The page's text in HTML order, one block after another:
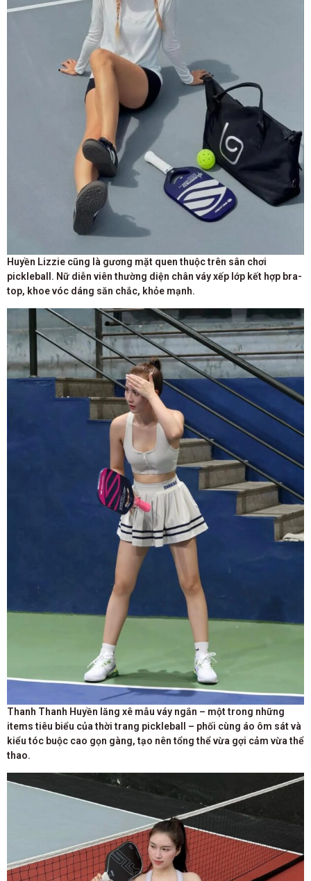
Huyền Lizzie cũng là gương mặt quen thuộc trên sân chơi
pickleball. Nữ diễn viên thường diện chân váy xếp lớp kết hợp bra-
top, khoe vóc dáng săn chắc, khỏe mạnh.
Thanh Thanh Huyền lăng xê mẫu váy ngắn – một trong những
items tiêu biểu của thời trang pickleball – phối cùng áo ôm sát và
kiểu tóc buộc cao gọn gàng, tạo nên tổng thể vừa gợi cảm vừa thể
thao.